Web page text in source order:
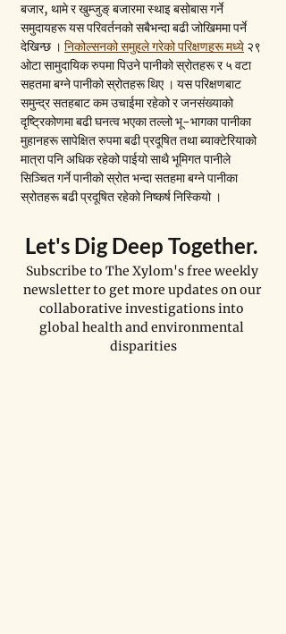
बजार, थामे र खुम्जुङ् बजारमा स्थाइ बसोबास गर्ने
समुदायहरू यस परिवर्तनको सबैभन्दा बढी जोखिममा पर्ने
देखिन्छ । निकोल्सनको समुहले गरेको परिक्षणहरू मध्ये २९
ओटा सामुदायिक रुपमा पिउने पानीको स्रोतहरू र ५ वटा
सहतमा बग्ने पानीको स्रोतहरू थिए । यस परिक्षणबाट
समुन्द्र सतहबाट कम उचाईमा रहेको र जनसंख्याको
दृष्ट्रिकोणमा बढी घनत्व भएका तल्लो भू-भागका पानीका
मुहानहरू सापेक्षित रुपमा बढी प्रदूषित तथा ब्याक्टेरियाको
मात्रा पनि अधिक रहेको पाईयो साथै भूमिगत पानीले
सिञ्चित गर्ने पानीको स्रोत भन्दा सतहमा बग्ने पानीका
स्रोतहरू बढी प्रदूषित रहेको निष्कर्ष निस्कियो ।
Let's Dig Deep Together.
Subscribe to The Xylom's free weekly
newsletter to get more updates on our
collaborative investigations into
global health and environmental
disparities